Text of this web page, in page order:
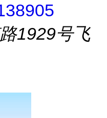
1929号飞